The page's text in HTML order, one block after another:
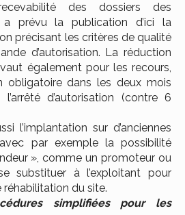
des dossiers des
a prévu la publication d’ici la
précisant les critères de qualité
d’autorisation. La réduction
également pour les recours,
obligatoire dans les deux mois
d’autorisation (contre 6
l’implantation sur d’anciennes
par exemple la possibilité
», comme un promoteur ou
substituer à l’exploitant pour
réhabilitation du site.
simplifiées pour les